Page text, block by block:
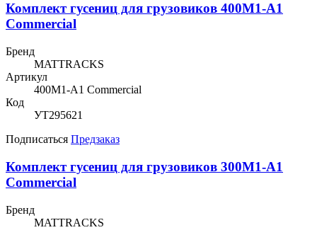
Комплект гусениц для грузовиков 400M1-A1
Commercial
Бренд
MATTRACKS
Артикул
400M1-A1 Commercial
Код
УТ295621
Подписаться Предзаказ
Комплект гусениц для грузовиков 300M1-A1
Commercial
Бренд
MATTRACKS